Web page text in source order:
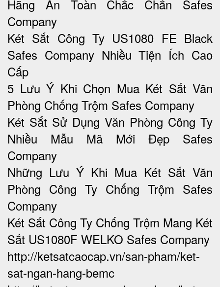
Hãng An Toàn Chắc Chắn Safes
Company
Két Sắt Công Ty US1080 FE Black
Safes Company Nhiều Tiện Ích Cao
Cấp
5 Lưu Ý Khi Chọn Mua Két Sắt Văn
Phòng Chống Trộm Safes Company
Két Sắt Sử Dụng Văn Phòng Công Ty
Nhiều Mẫu Mã Mới Đẹp Safes
Company
Những Lưu Ý Khi Mua Két Sắt Văn
Phòng Công Ty Chống Trộm Safes
Company
Két Sắt Công Ty Chống Trộm Mang Két
Sắt US1080F WELKO Safes Company
http://ketsatcaocap.vn/san-pham/ket-
sat-ngan-hang-bemc